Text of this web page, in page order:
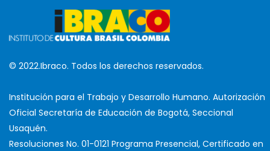
© 2022.Ibraco. Todos los derechos reservados.
Institución para el Trabajo y Desarrollo Humano. Autorización
Oficial Secretaría de Educación de Bogotá, Seccional
Usaquén.
Resoluciones No. 01-0121 Programa Presencial, Certificado en